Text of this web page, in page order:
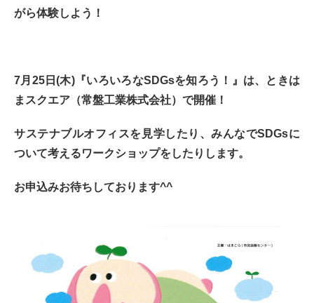
がら体験しよう！
7月25日(木)『いろいろなSDGsを知ろう！』は、ときは
まスクエア（常盤工業株式会社）で開催！
サステナブルオフィスを見学したり、みんなでSDGsに
ついて考えるワークショップをしたりします。
お申込みお待ちしております^^